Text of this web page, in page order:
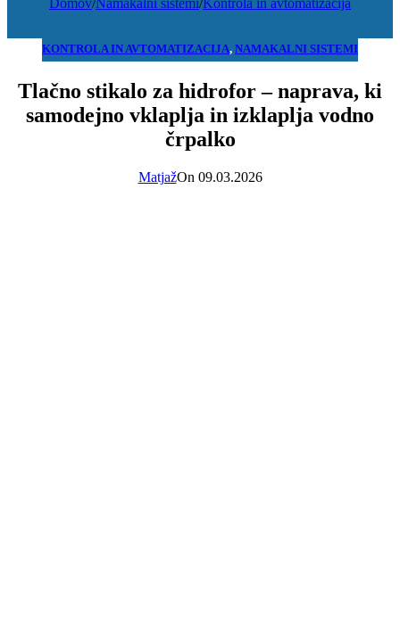
Domov/Namakalni sistemi/Kontrola in avtomatizacija
KONTROLA IN AVTOMATIZACIJA, NAMAKALNI SISTEMI
Tlačno stikalo za hidrofor – naprava, ki
samodejno vklaplja in izklaplja vodno
črpalko
MatjažOn 09.03.2026